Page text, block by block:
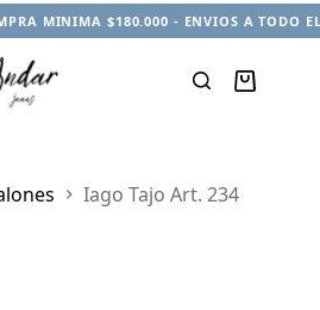
MINIMA $180.000 - ENVIOS A TODO
Carro
Iago Tajo Art. 234